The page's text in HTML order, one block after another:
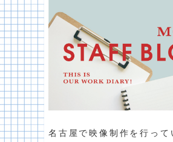
名古屋で映像制作を行って